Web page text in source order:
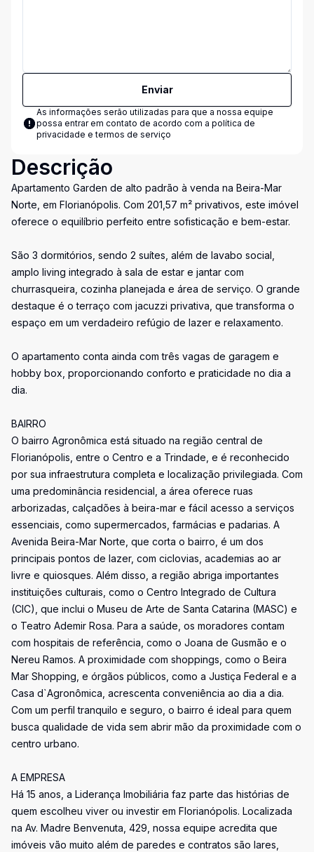
Enviar
As informações serão utilizadas para que a nossa equipe
possa entrar em contato de acordo com a política de
privacidade e termos de serviço
Descrição
Apartamento Garden de alto padrão à venda na Beira-Mar
Norte, em Florianópolis. Com 201,57 m² privativos, este imóvel
oferece o equilíbrio perfeito entre sofisticação e bem-estar.
São 3 dormitórios, sendo 2 suítes, além de lavabo social,
amplo living integrado à sala de estar e jantar com
churrasqueira, cozinha planejada e área de serviço. O grande
destaque é o terraço com jacuzzi privativa, que transforma o
espaço em um verdadeiro refúgio de lazer e relaxamento.
O apartamento conta ainda com três vagas de garagem e
hobby box, proporcionando conforto e praticidade no dia a
dia.
BAIRRO
O bairro Agronômica está situado na região central de
Florianópolis, entre o Centro e a Trindade, e é reconhecido
por sua infraestrutura completa e localização privilegiada. Com
uma predominância residencial, a área oferece ruas
arborizadas, calçadões à beira-mar e fácil acesso a serviços
essenciais, como supermercados, farmácias e padarias. A
Avenida Beira-Mar Norte, que corta o bairro, é um dos
principais pontos de lazer, com ciclovias, academias ao ar
livre e quiosques. Além disso, a região abriga importantes
instituições culturais, como o Centro Integrado de Cultura
(CIC), que inclui o Museu de Arte de Santa Catarina (MASC) e
o Teatro Ademir Rosa. Para a saúde, os moradores contam
com hospitais de referência, como o Joana de Gusmão e o
Nereu Ramos. A proximidade com shoppings, como o Beira
Mar Shopping, e órgãos públicos, como a Justiça Federal e a
Casa d`Agronômica, acrescenta conveniência ao dia a dia.
Com um perfil tranquilo e seguro, o bairro é ideal para quem
busca qualidade de vida sem abrir mão da proximidade com o
centro urbano.
A EMPRESA
Há 15 anos, a Liderança Imobiliária faz parte das histórias de
quem escolheu viver ou investir em Florianópolis. Localizada
na Av. Madre Benvenuta, 429, nossa equipe acredita que
imóveis vão muito além de paredes e contratos são lares,